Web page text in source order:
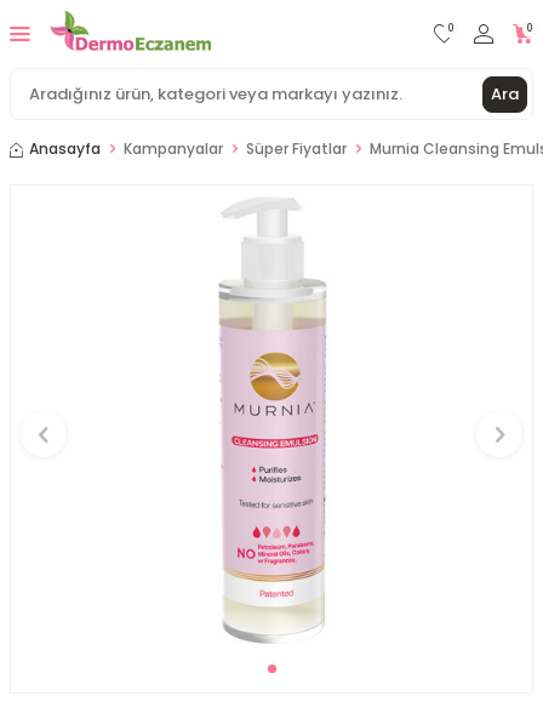
Ara
0 0
Anasayfa Kampanyalar Süper Fiyatlar Murnia Cleansing